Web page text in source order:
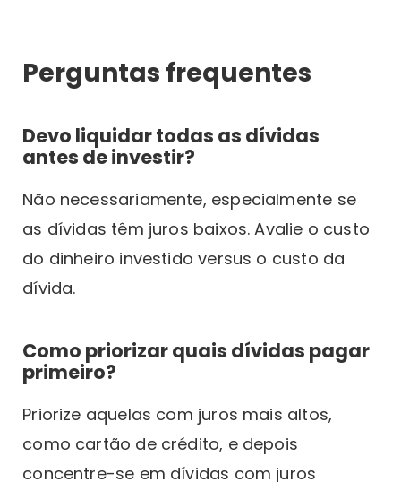
Perguntas frequentes
Devo liquidar todas as dívidas
antes de investir?
Não necessariamente, especialmente se
as dívidas têm juros baixos. Avalie o custo
do dinheiro investido versus o custo da
dívida.
Como priorizar quais dívidas pagar
primeiro?
Priorize aquelas com juros mais altos,
como cartão de crédito, e depois
concentre-se em dívidas com juros